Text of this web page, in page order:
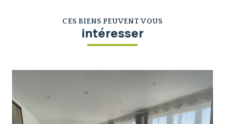
CES BIENS PEUVENT VOUS
intéresser